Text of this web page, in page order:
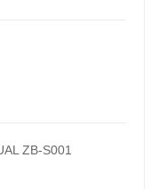
ZB-S001